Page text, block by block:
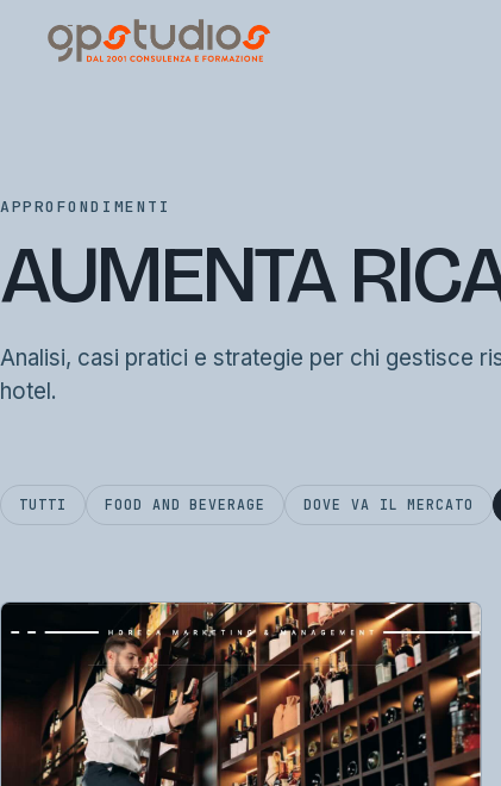
APPROFONDIMENTI
AUMENTA
Analisi, casi pratici e strategie per chi gestisce
hotel.
TUTTI FOOD AND BEVERAGE DOVE VA IL MERCATO